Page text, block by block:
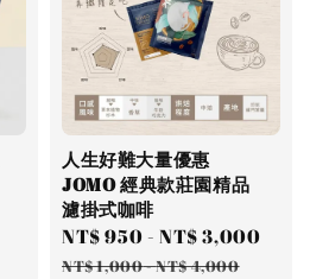
Regular
人生好難大量優惠
JOMO 經典款莊園精品
濾掛式咖啡
Sale
price
NT$ 950 -NT$ 3,000
NT$ 1,000-NT$ 4,000